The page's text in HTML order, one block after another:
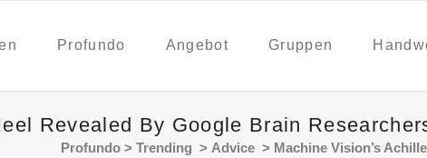
Profundo Angebot Gruppen
Revealed By Google Brain
Profundo > Trending > Advice > Machine Vision’s